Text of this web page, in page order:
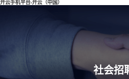
开云手机平台-开云（中国）
社会招